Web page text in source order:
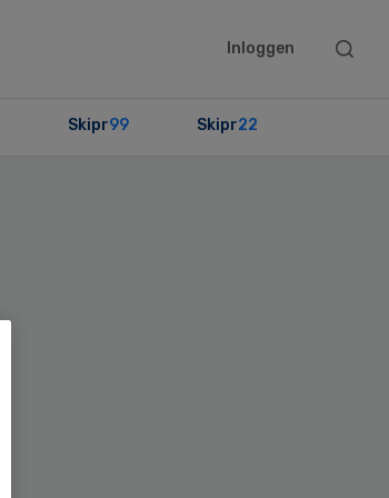
Inloggen
Search
Skipr99 Skipr22